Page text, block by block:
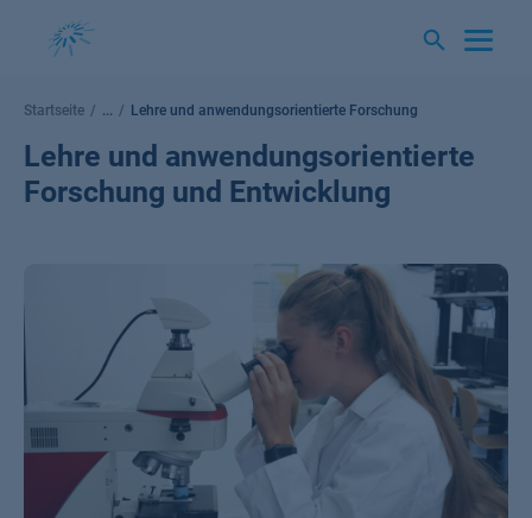
Startseite ... Lehre und anwendungsorientierte Forschung und Entwicklung
Lehre und anwendungsorientierte
Forschung und Entwicklung